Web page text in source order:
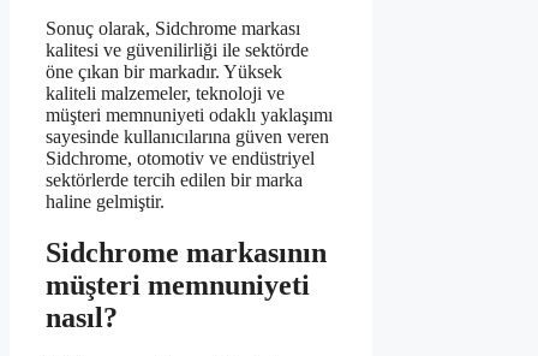
Sonuç olarak, Sidchrome markası
kalitesi ve güvenilirliği ile sektörde
öne çıkan bir markadır. Yüksek
kaliteli malzemeler, teknoloji ve
müşteri memnuniyeti odaklı yaklaşımı
sayesinde kullanıcılarına güven veren
Sidchrome, otomotiv ve endüstriyel
sektörlerde tercih edilen bir marka
haline gelmiştir.
Sidchrome markasının
müşteri memnuniyeti
nasıl?